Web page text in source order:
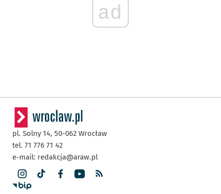
ad
pl. Solny 14, 50-062 Wrocław
tel. 71 776 71 42
e-mail: redakcja@araw.pl